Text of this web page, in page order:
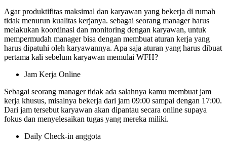
Agar produktifitas maksimal dan karyawan yang bekerja di rumah
tidak menurun kualitas kerjanya. sebagai seorang manager harus
melakukan koordinasi dan monitoring dengan karyawan, untuk
mempermudah manager bisa dengan membuat aturan kerja yang
harus dipatuhi oleh karyawannya. Apa saja aturan yang harus dibuat
pertama kali sebelum karyawan memulai WFH?
Jam Kerja Online
Sebagai seorang manager tidak ada salahnya kamu membuat jam
kerja khusus, misalnya bekerja dari jam 09:00 sampai dengan 17:00.
Dari jam tersebut karyawan akan dipantau secara online supaya
fokus dan menyelesaikan tugas yang mereka miliki.
Daily Check-in anggota